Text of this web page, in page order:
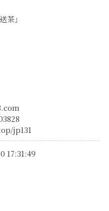
茶」
jp131
17:31:49